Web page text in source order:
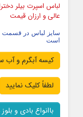
لباس اسپرت بیلر
عالی و ارزان قیمت
سایز لباس در قسمت
است
کیسه آبگرم و آب
لطفاً کلیک نمایید
باانواع بادی و